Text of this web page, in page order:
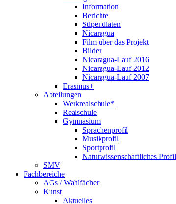
Information
Berichte
Stipendiaten
Nicaragua
Film über das Projekt
Bilder
Nicaragua-Lauf 2016
Nicaragua-Lauf 2012
Nicaragua-Lauf 2007
Erasmus+
Abteilungen
Werkrealschule*
Realschule
Gymnasium
Sprachenprofil
Musikprofil
Sportprofil
Naturwissenschaftliches Profil
SMV
Fachbereiche
AGs / Wahlfächer
Kunst
Aktuelles